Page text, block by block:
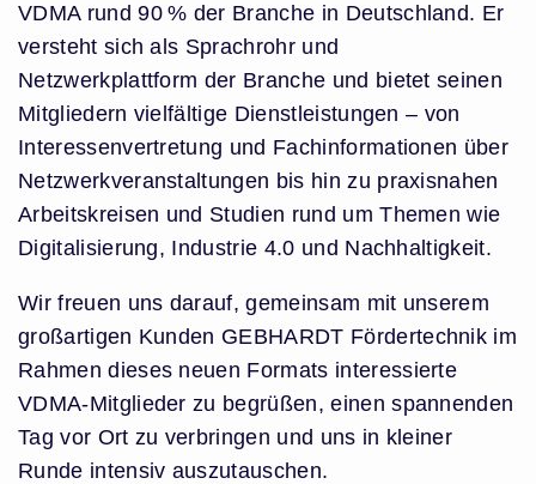
VDMA rund 90 % der Branche in Deutschland. Er
versteht sich als Sprachrohr und
Netzwerkplattform der Branche und bietet seinen
Mitgliedern vielfältige Dienstleistungen – von
Interessenvertretung und Fachinformationen über
Netzwerkveranstaltungen bis hin zu praxisnahen
Arbeitskreisen und Studien rund um Themen wie
Digitalisierung, Industrie 4.0 und Nachhaltigkeit.
Wir freuen uns darauf, gemeinsam mit unserem
großartigen Kunden GEBHARDT Fördertechnik im
Rahmen dieses neuen Formats interessierte
VDMA-Mitglieder zu begrüßen, einen spannenden
Tag vor Ort zu verbringen und uns in kleiner
Runde intensiv auszutauschen.